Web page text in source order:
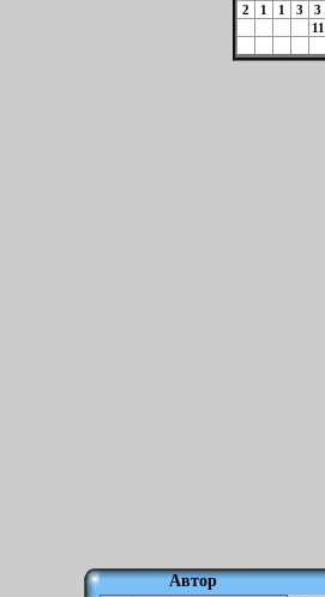
2
1 1 3 3
11
Автор